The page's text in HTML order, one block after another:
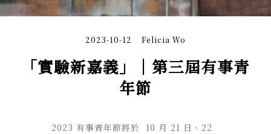
「實驗新嘉義」｜第三屆有事青
年節
Felicia Wo
2023-10-12
2023 有事青年節將於
10 月 21 日、22